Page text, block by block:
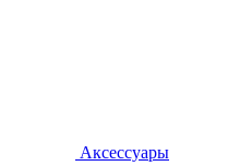
Аксессуары